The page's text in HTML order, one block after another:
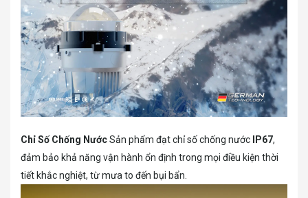
Chỉ Số Chống NướcSản phẩm đạt chỉ số chống nước IP67,
đảm bảo khả năng vận hành ổn định trong mọi điều kiện thời
tiết khắc nghiệt, từ mưa to đến bụi bẩn.